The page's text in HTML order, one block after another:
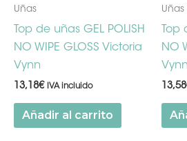
Uñas
Top de uñas GEL POLISH
NO WIPE GLOSS Victoria
Vynn
13,18€ IVA incluido
Añadir al carrito
Uñas
Top
NO
Vynn
13,58